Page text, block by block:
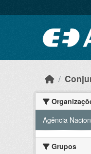
Agência
Grupos